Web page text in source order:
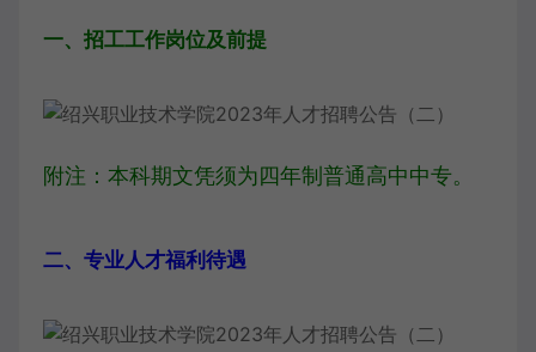
一、招工工作岗位及前提
附注：本科期文凭须为四年制普通高中中专。
二、专业人才福利待遇